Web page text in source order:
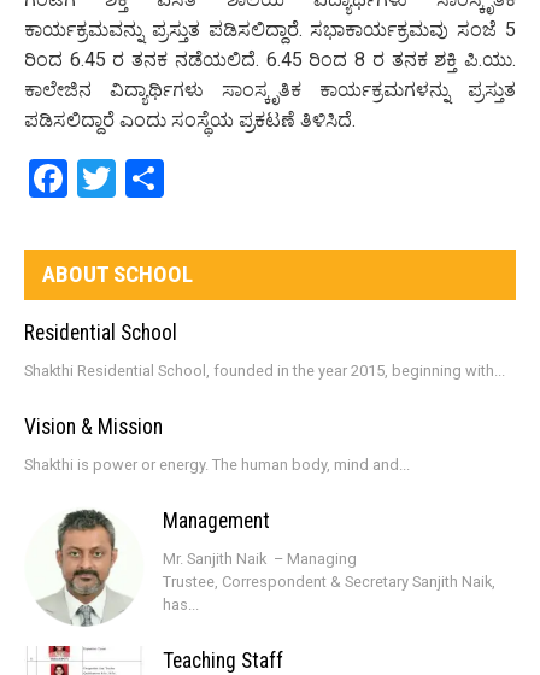
ಕಾರ್ಯಕ್ರಮವನ್ನು ಪ್ರಸ್ತುತ ಪಡಿಸಲಿದ್ದಾರೆ. ಸಭಾಕಾರ್ಯಕ್ರಮವು ಸಂಜೆ 5
ರಿಂದ 6.45 ರ ತನಕ ನಡೆಯಲಿದೆ. 6.45 ರಿಂದ 8 ರ ತನಕ ಶಕ್ತಿ ಪಿ.ಯು.
ಕಾಲೇಜಿನ ವಿದ್ಯಾರ್ಥಿಗಳು ಸಾಂಸ್ಕೃತಿಕ ಕಾರ್ಯಕ್ರಮಗಳನ್ನು ಪ್ರಸ್ತುತ
ಪಡಿಸಲಿದ್ದಾರೆ ಎಂದು ಸಂಸ್ಥೆಯ ಪ್ರಕಟಣೆ ತಿಳಿಸಿದೆ.
Facebook
Twitter
ABOUT SCHOOL
Residential School
Shakthi Residential School, founded in the year 2015, beginning with...
Vision & Mission
Shakthi is power or energy. The human body, mind and...
Management
Mr. Sanjith Naik – Managing
Trustee, Correspondent & Secretary Sanjith Naik,
has...
Teaching Staff